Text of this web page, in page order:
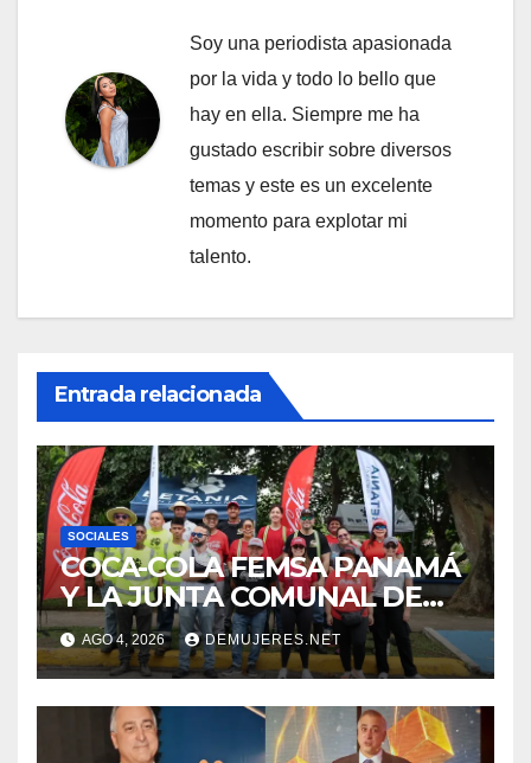
Soy una periodista apasionada
por la vida y todo lo bello que
hay en ella. Siempre me ha
gustado escribir sobre diversos
temas y este es un excelente
momento para explotar mi
talento.
Entrada relacionada
SOCIALES
COCA-COLA FEMSA PANAMÁ
Y LA JUNTA COMUNAL DE
BETANIA IMPULSAN
JORNADA DE LIMPIEZA
PARA FORTALECER EL
CUIDADO DE LOS ESPACIOS
COMUNITARIOS
AGO 4, 2026 DEMUJERES.NET